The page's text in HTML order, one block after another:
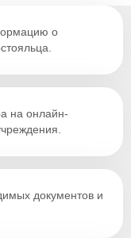
о
на онлайн-
документов и